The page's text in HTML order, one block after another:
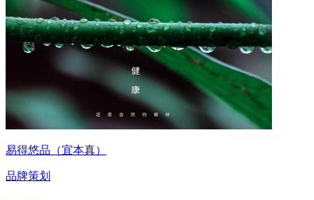
易得悠品（宜本真）
品牌策划